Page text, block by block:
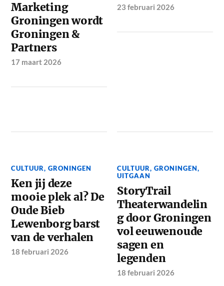
Marketing
Groningen wordt
Groningen &
Partners
17 maart 2026
23 februari 2026
CULTUUR,GRONINGEN
Ken jij deze
mooie plek al? De
Oude Bieb
Lewenborg barst
van de verhalen
18 februari 2026
CULTUUR,GRONINGEN,
UITGAAN
StoryTrail
Theaterwandelin
g door Groningen
vol eeuwenoude
sagen en
legenden
18 februari 2026